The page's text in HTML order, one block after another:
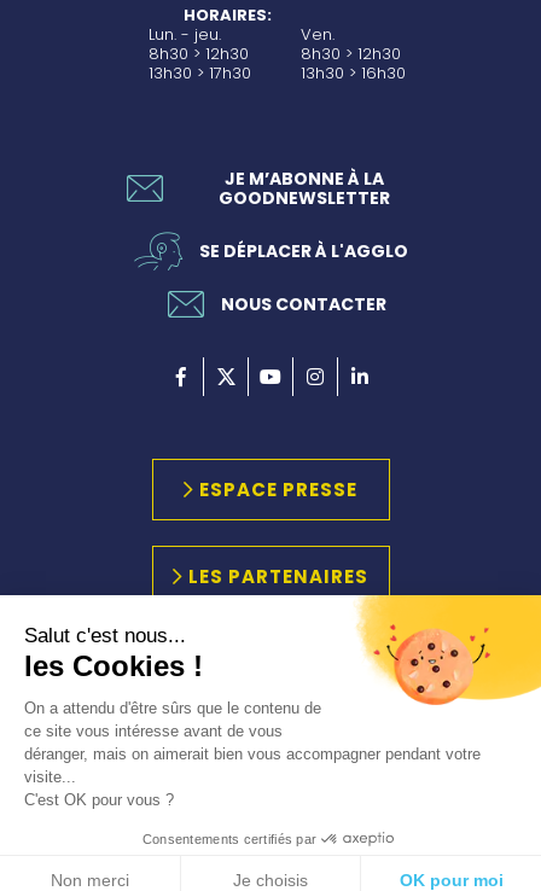
Salut c'est nous...
les Cookies !
On a attendu d'être sûrs que le contenu de
ce site vous intéresse avant de vous
déranger, mais on aimerait bien vous accompagner pendant votre
visite...
C'est OK pour vous ?
Consentements certifiés par
Non merci Je choisis OK pour moi
HORAIRES:
Lun. - jeu.
8h30 > 12h30
13h30 > 17h30
Ven.
8h30 > 12h30
13h30 > 16h30
JE M’ABONNE À LA
GOODNEWSLETTER
SE DÉPLACER À L'AGGLO
NOUS CONTACTER
ESPACE PRESSE
LES PARTENAIRES
PLAN DU SITE
MARCHÉS PUBLICS
ACCESSIBILITÉ
MENTIONS LÉGALES